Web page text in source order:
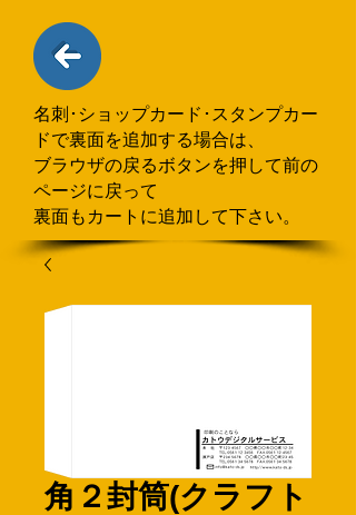
名刺･ショップカード･スタンプカー
ドで​裏面を追加する場合は、
ブラウザの戻るボタンを押して前の
ページに戻って
裏面もカートに追加して下さい。
角２封筒(クラフト